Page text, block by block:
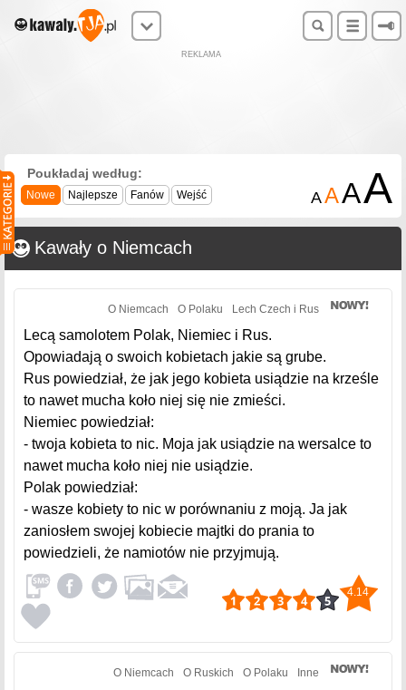
REKLAMA
AAAA
Poukładaj według:
Nowe Najlepsze Fanów Wejść
Kawały o Niemcach
O Niemcach O Polaku Lech Czech i Rus
Lecą samolotem Polak, Niemiec i Rus.
Opowiadają o swoich kobietach jakie są grube.
Rus powiedział, że jak jego kobieta usiądzie na krześle
to nawet mucha koło niej się nie zmieści.
Niemiec powiedział:
- twoja kobieta to nic. Moja jak usiądzie na wersalce to
nawet mucha koło niej nie usiądzie.
Polak powiedział:
- wasze kobiety to nic w porównaniu z moją. Ja jak
zaniosłem swojej kobiecie majtki do prania to
powiedzieli, że namiotów nie przyjmują.
4.14
O Niemcach O Ruskich O Polaku Inne